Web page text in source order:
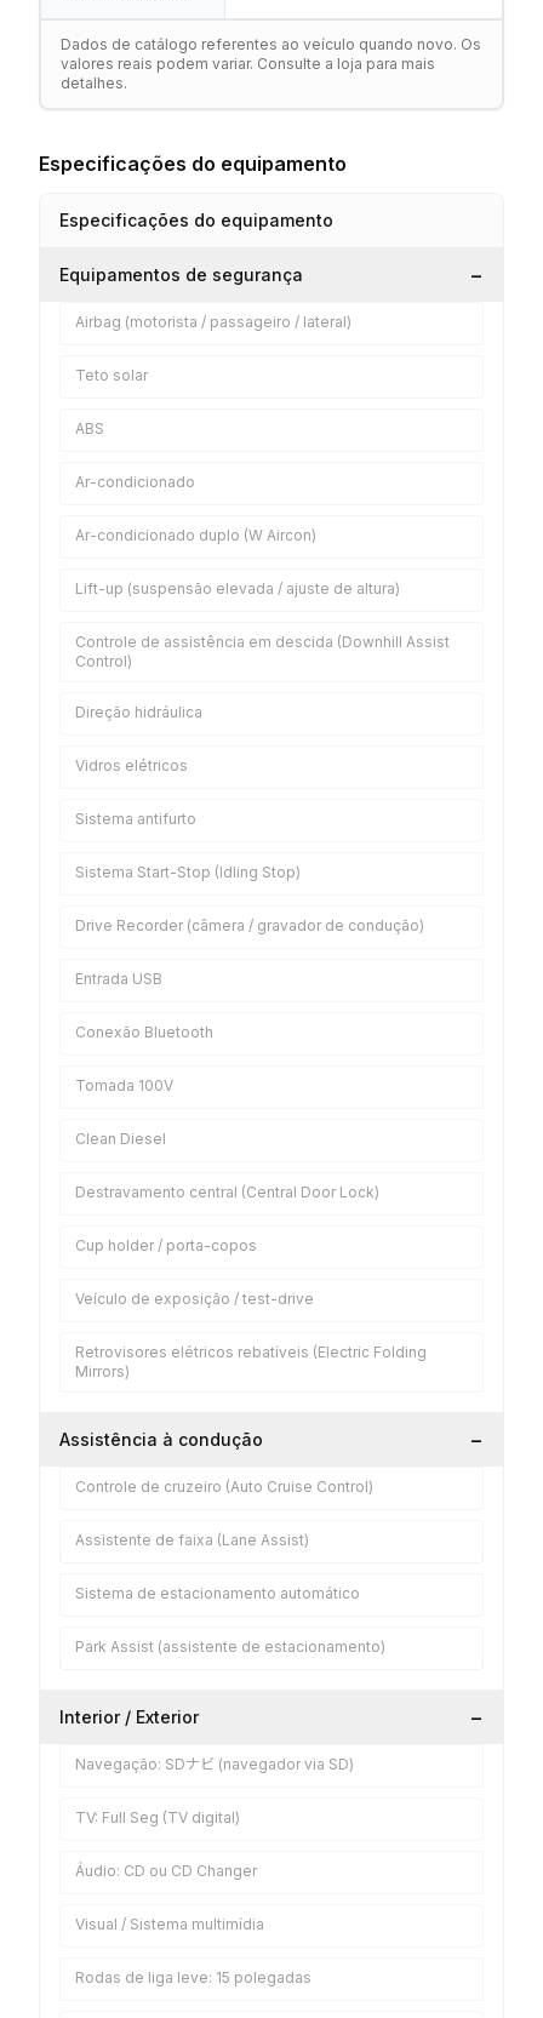
Dados de catálogo referentes ao veículo quando novo. Os
valores reais podem variar. Consulte a loja para mais
detalhes.
Especificações do equipamento
Especificações do equipamento
Equipamentos de segurança −
Airbag (motorista / passageiro / lateral)
Teto solar
ABS
Ar-condicionado
Ar-condicionado duplo (W Aircon)
Lift-up (suspensão elevada / ajuste de altura)
Controle de assistência em descida (Downhill Assist
Control)
Direção hidráulica
Vidros elétricos
Sistema antifurto
Sistema Start-Stop (Idling Stop)
Drive Recorder (câmera / gravador de condução)
Entrada USB
Conexão Bluetooth
Tomada 100V
Clean Diesel
Destravamento central (Central Door Lock)
Cup holder / porta-copos
Veículo de exposição / test-drive
Retrovisores elétricos rebatíveis (Electric Folding
Mirrors)
Assistência à condução −
Controle de cruzeiro (Auto Cruise Control)
Assistente de faixa (Lane Assist)
Sistema de estacionamento automático
Park Assist (assistente de estacionamento)
Interior / Exterior −
Navegação: SDナビ (navegador via SD)
TV: Full Seg (TV digital)
Áudio: CD ou CD Changer
Visual / Sistema multimídia
Rodas de liga leve: 15 polegadas